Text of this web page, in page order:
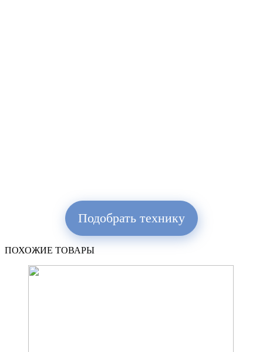
Подобрать технику
ПОХОЖИЕ ТОВАРЫ